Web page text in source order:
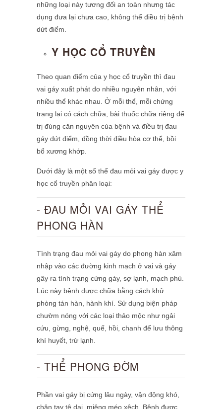
những loại này tương đối an toàn nhưng tác
dụng đưa lại chưa cao, không thể điều trị bệnh
dứt điểm.
Y HỌC CỔ TRUYỀN
Theo quan điểm của y học cổ truyền thì đau
vai gáy xuất phát do nhiều nguyên nhân, với
nhiều thể khác nhau. Ở mỗi thể, mỗi chứng
trạng lại có cách chữa, bài thuốc chữa riêng để
trị đúng căn nguyên của bệnh và điều trị đau
gáy dứt điểm, đồng thời điều hòa cơ thể, bồi
bổ xương khớp.
Dưới đây là một số thể đau mỏi vai gáy được y
học cổ truyền phân loại:
- ĐAU MỎI VAI GÁY THỂ
PHONG HÀN
Tình trạng đau mỏi vai gáy do phong hàn xâm
nhập vào các đường kinh mạch ở vai và gáy
gây ra tình trạng cứng gáy, sợ lạnh, mạch phù.
Lúc này bệnh được chữa bằng cách khử
phòng tán hàn, hành khí. Sử dụng biện pháp
chườm nóng với các loại thảo mộc như ngải
cứu, gừng, nghệ, quế, hồi, chanh để lưu thông
khí huyết, trừ lạnh.
- THỂ PHONG ĐỜM
Phần vai gáy bị cứng lâu ngày, vận động khó,
chân tay tê dại, miệng méo xệch. Bệnh được